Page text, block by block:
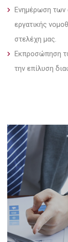
Ενημέρωση των
εργατικής
στελέχη μας.
Εκπροσώπηση
την επίλυση